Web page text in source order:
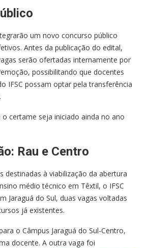
um novo concurso público
Antes da publicação do edital,
serão ofertadas internamente por
possibilitando que docentes
IFSC possam optar pela transferência
o certame seja iniciado ainda no ano
Rau e Centro
destinadas à viabilização da abertura
médio técnico em Têxtil, o IFSC
Jaraguá do Sul, duas vagas voltadas
já existentes.
o Câmpus Jaraguá do Sul-Centro,
docente. A outra vaga foi